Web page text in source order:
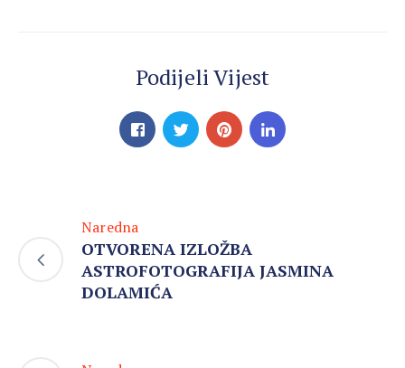
Podijeli Vijest
Naredna
OTVORENA IZLOŽBA
ASTROFOTOGRAFIJA JASMINA
DOLAMIĆA